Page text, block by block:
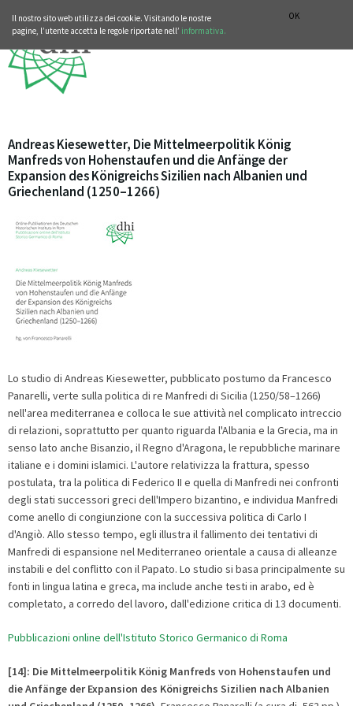
OK
Il nostro sito web utilizza dei cookie. Visitando le nostre
pagine, l’utente accetta le regole riportate nell’ informativa.
Andreas Kiesewetter, Die Mittelmeerpolitik König
Manfreds von Hohenstaufen und die Anfänge der
Expansion des Königreichs Sizilien nach Albanien und
Griechenland (1250–1266)
Lo studio di Andreas Kiesewetter, pubblicato postumo da Francesco
Panarelli, verte sulla politica di re Manfredi di Sicilia (1250/58–1266)
nell'area mediterranea e colloca le sue attività nel complicato intreccio
di relazioni, soprattutto per quanto riguarda l'Albania e la Grecia, ma in
senso lato anche Bisanzio, il Regno d'Aragona, le repubbliche marinare
italiane e i domini islamici. L'autore relativizza la frattura, spesso
postulata, tra la politica di Federico II e quella di Manfredi nei confronti
degli stati successori greci dell'Impero bizantino, e individua Manfredi
come anello di congiunzione con la successiva politica di Carlo I
d'Angiò. Allo stesso tempo, egli illustra il fallimento dei tentativi di
Manfredi di espansione nel Mediterraneo orientale a causa di alleanze
instabili e del conflitto con il Papato. Lo studio si basa principalmente su
fonti in lingua latina e greca, ma include anche testi in arabo, ed è
completato, a corredo del lavoro, dall'edizione critica di 13 documenti.
Pubblicazioni online dell'Istituto Storico Germanico di Roma
[14]: Die Mittelmeerpolitik König Manfreds von Hohenstaufen und
die Anfänge der Expansion des Königreichs Sizilien nach Albanien